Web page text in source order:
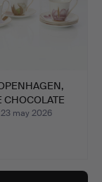
CHOCOLATE
may 2026